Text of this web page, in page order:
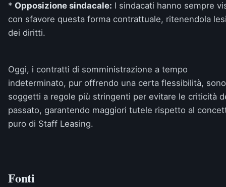
* Opposizione sindacale: I sindacati hanno sempre
con sfavore questa forma contrattuale, ritenendola
dei diritti.
Oggi, i contratti di somministrazione a tempo
indeterminato, pur offrendo una certa flessibilità, sono
soggetti a regole più stringenti per evitare le criticità
passato, garantendo maggiori tutele rispetto al
puro di Staff Leasing.
Fonti